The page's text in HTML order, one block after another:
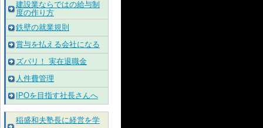
建設業ならではの給与制
度の作り方
鉄壁の就業規則
賞与を払える会社になる
ズバリ！ 実在退職金
人件費管理
IPOを目指す社長さんへ
稲盛和夫塾長に経営を学